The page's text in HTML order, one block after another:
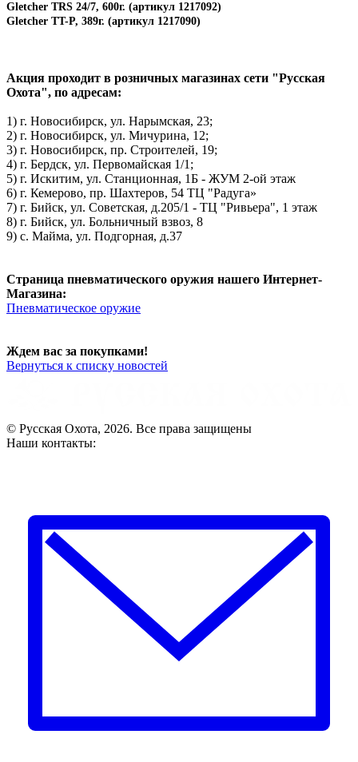
Gletcher TRS 24/7, 600г. (артикул 1217092)
Gletcher TT-P, 389г. (артикул 1217090)
Акция проходит в розничных магазинах сети "Русская
Охота", по адресам:
1) г. Новосибирск, ул. Нарымская, 23;
2) г. Новосибирск, ул. Мичурина, 12;
3) г. Новосибирск, пр. Строителей, 19;
4) г. Бердск, ул. Первомайская 1/1;
5) г. Искитим, ул. Станционная, 1Б - ЖУМ 2-ой этаж
6) г. Кемерово, пр. Шахтеров, 54 ТЦ "Радуга»
7) г. Бийск, ул. Советская, д.205/1 - ТЦ "Ривьера", 1 этаж
8) г. Бийск, ул. Больничный взвоз, 8
9) с. Майма, ул. Подгорная, д.37
Страница пневматического оружия нашего Интернет-
Магазина:
Пневматическое оружие
Ждем вас за покупками!
Вернуться к списку новостей
© Русская Охота, 2026. Все права защищены
Наши контакты: